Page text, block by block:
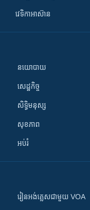
វេទិកា​អាស៊ាន
នយោបាយ
សេដ្ឋកិច្ច
សិទ្ធិមនុស្ស
សុខភាព
អប់រំ
រៀន​​​​​​អង់គ្លេស​​ជាមួយ VOA